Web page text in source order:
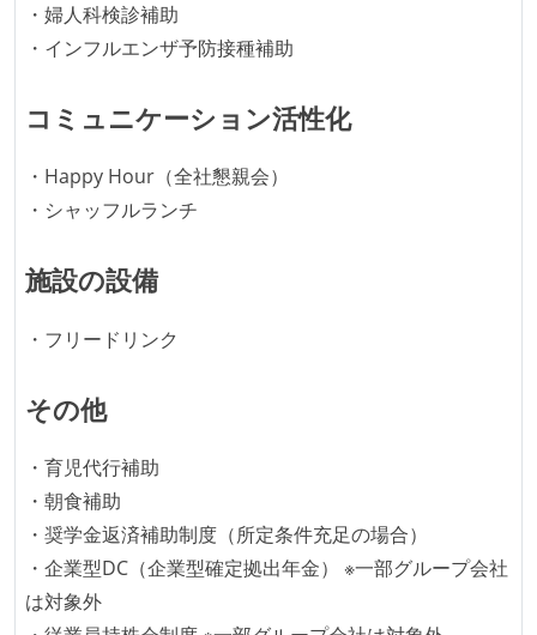
イベントへの業務参加やチケット負担など、会社とし
て、大規模カンファレンスへの参加を支援する制度が
入社時には、各自希望のスペックの PC やディスプレ
希望者には定価 6 万円以上のオフィスチェアが支給さ
れる
職業安定法に対応する記載事項
受動喫煙防止措置：屋内禁煙（屋内に喫煙可能室設
・婦人科検診補助
・インフルエンザ予防接種補助
コミュニケーション活性化
・Happy Hour（全社懇親会）
・シャッフルランチ
施設の設備
・フリードリンク
その他
・育児代行補助
・朝食補助
・奨学金返済補助制度（所定条件充足の場合）
・企業型DC（企業型確定拠出年金） ※一部グループ会社
は対象外